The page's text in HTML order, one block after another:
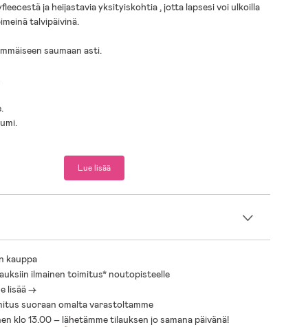
ja heijastavia yksityiskohtia , jotta lapsesi voi ulkoilla
talvipäivinä.
saumaan asti.
Lue lisää
kauppa
ilmainen toimitus* noutopisteelle
lisää ->
suoraan omalta varastoltamme
klo 13.00 – lähetämme tilauksen jo samana päivänä!